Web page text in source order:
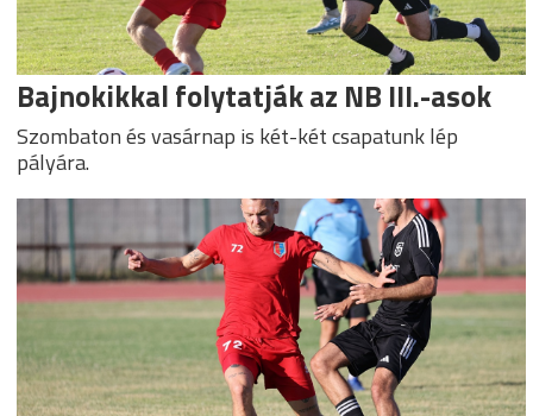
Bajnokikkal folytatják az NB III.-asok
Szombaton és vasárnap is két-két csapatunk lép
pályára.